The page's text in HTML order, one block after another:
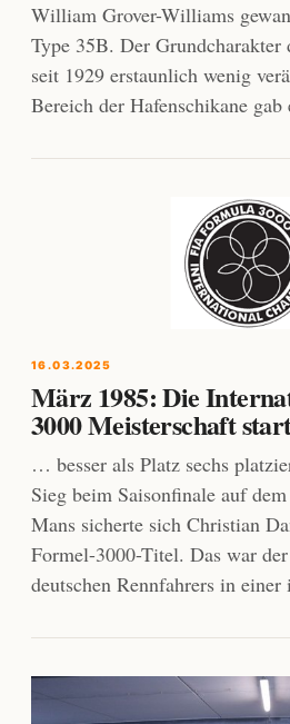
William Grover-Williams
Type 35B. Der Grundcharakter
seit 1929 erstaunlich wenig
Bereich der Hafenschikane
16.03.2025
März 1985: Die
3000 Meisterschaft
… besser als Platz sechs
Sieg beim Saisonfinale auf
Mans sicherte sich Christian
Formel-3000-Titel. Das war
deutschen Rennfahrers in